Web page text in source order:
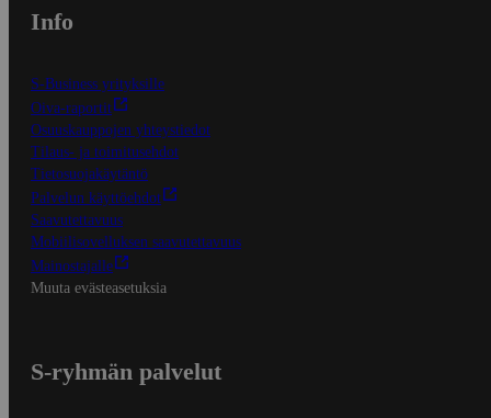
Info
S-Business yrityksille
Oiva-raportit
Osuuskauppojen yhteystiedot
Tilaus- ja toimitusehdot
Tietosuojakäytäntö
Palvelun käyttöehdot
Saavutettavuus
Mobiilisovelluksen saavutettavuus
Mainostajalle
Muuta evästeasetuksia
S-ryhmän palvelut